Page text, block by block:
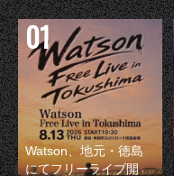
Watson、地元・徳島
にてフリーライブ開